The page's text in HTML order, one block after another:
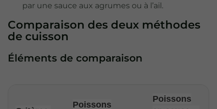
par une sauce aux agrumes ou à l’ail.
Comparaison des deux méthodes
de cuisson
Éléments de comparaison
Poissons
Poissons